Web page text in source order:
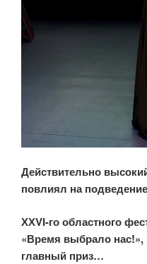
Действительно
повлиял на
ХХVI-го областного
«Время выбрало нас!»,
главный приз…